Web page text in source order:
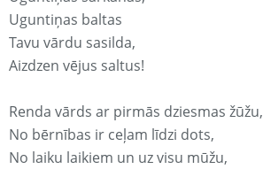
Uguntiņas baltas
Tavu vārdu sasilda,
Aizdzen vējus saltus!
Renda vārds ar pirmās dziesmas žūžu,
No bērnības ir ceļam līdzi dots,
No laiku laikiem un uz visu mūžu,